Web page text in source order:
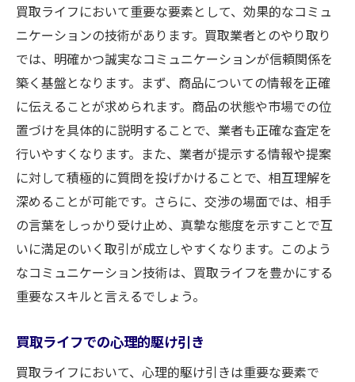
買取ライフにおいて重要な要素として、効果的なコミュ
ニケーションの技術があります。買取業者とのやり取り
では、明確かつ誠実なコミュニケーションが信頼関係を
築く基盤となります。まず、商品についての情報を正確
に伝えることが求められます。商品の状態や市場での位
置づけを具体的に説明することで、業者も正確な査定を
行いやすくなります。また、業者が提示する情報や提案
に対して積極的に質問を投げかけることで、相互理解を
深めることが可能です。さらに、交渉の場面では、相手
の言葉をしっかり受け止め、真摯な態度を示すことで互
いに満足のいく取引が成立しやすくなります。このよう
なコミュニケーション技術は、買取ライフを豊かにする
重要なスキルと言えるでしょう。
買取ライフでの心理的駆け引き
買取ライフにおいて、心理的駆け引きは重要な要素で